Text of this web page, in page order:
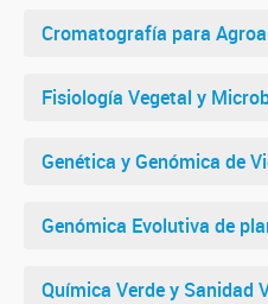
Cromatografía para
Fisiología Vegetal y
Genética y Genómica de
Genómica Evolutiva de
Química Verde y Sanidad